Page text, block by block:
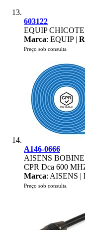
603122
EQUIP
Marca: EQUIP |
Preço sob consulta
A146-0666
AISENS
CPR Dca 600
Marca: AISENS |
Preço sob consulta